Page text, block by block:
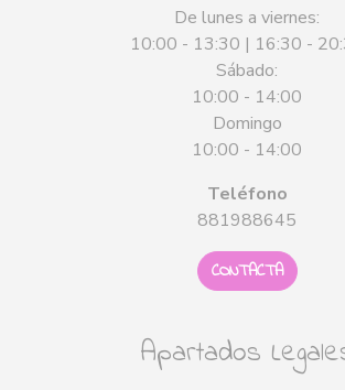
De lunes a viernes:
10:00 - 13:30 | 16:30 -
Sábado:
10:00 - 14:00
Domingo
10:00 - 14:00
Teléfono
881988645
CONTACTA
Apartados